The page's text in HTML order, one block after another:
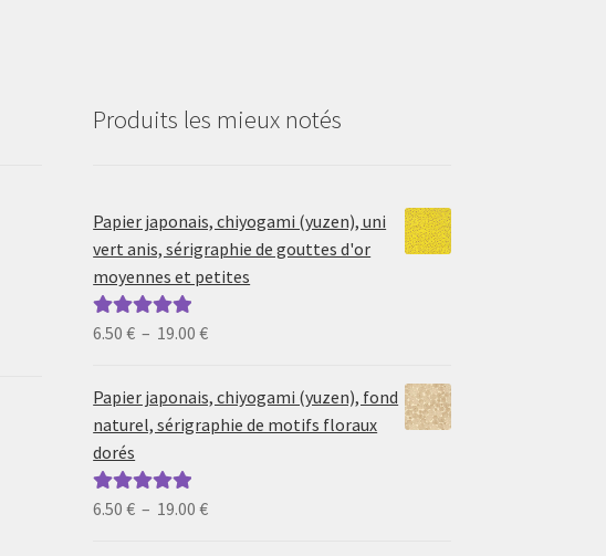
Produits les mieux notés
Papier japonais, chiyogami (yuzen), uni
vert anis, sérigraphie de gouttes d'or
moyennes et petites
Note5.00sur
6.50€ – 19.00€Plage
prix :
6.50 €
Papier japonais, chiyogami (yuzen), fond
naturel, sérigraphie de motifs floraux
dorés
Note5.00sur
6.50€ – 19.00€Plage